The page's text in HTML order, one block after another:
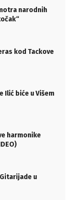
narodnih
kod Tackove
Ilić biće u Višem
harmonike
u